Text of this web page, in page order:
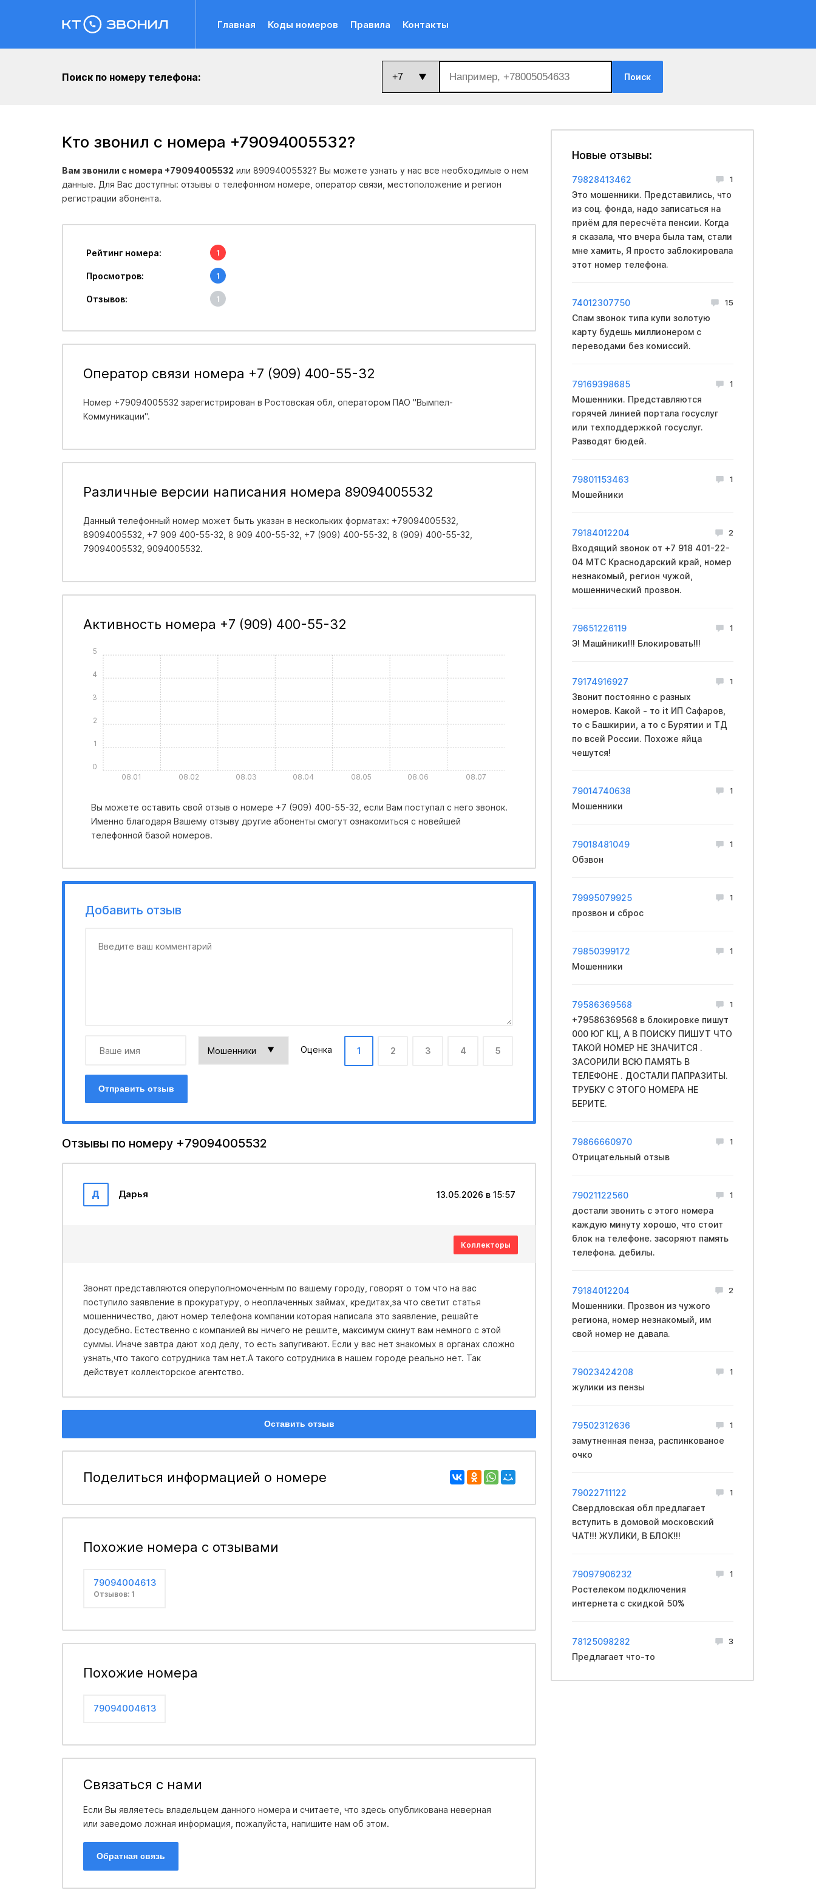
Главная Коды номеров Правила Контакты
Поиск по номеру телефона: Поиск
Кто звонил с номера +79094005532?
Вам звонили с номера +79094005532 или 89094005532? Вы можете узнать у нас все необходимые о нем
данные. Для Вас доступны: отзывы о телефонном номере, оператор связи, местоположение и регион
регистрации абонента.
Рейтинг номера: 1
Просмотров: 1
Отзывов: 1
Оператор связи номера +7 (909) 400-55-32
Номер +79094005532 зарегистрирован в Ростовская обл , оператором ПАО "Вымпел-
Коммуникации".
Различные версии написания номера 89094005532
Данный телефонный номер может быть указан в нескольких форматах: +79094005532,
89094005532, +7 909 400-55-32, 8 909 400-55-32, +7 (909) 400-55-32, 8 (909) 400-55-32,
79094005532, 9094005532.
Активность номера +7 (909) 400-55-32
08.01 08.02 08.03 08.04 08.05 08.06 08.07
0
1
2
3
4
5
Вы можете оставить свой отзыв о номере +7 (909) 400-55-32, если Вам поступал с него звонок.
Именно благодаря Вашему отзыву другие абоненты смогут ознакомиться с новейшей
телефонной базой номеров.
Добавить отзыв
Оценка 1 2 3 4 5
Отправить отзыв
Отзывы по номеру +79094005532
Д Дарья 13.05.2026 в 15:57
Коллекторы
Звонят представляются оперуполномоченным по вашему городу, говорят о том что на вас
поступило заявление в прокуратуру, о неоплаченных займах, кредитах,за что светит статья
мошенничество, дают номер телефона компании которая написала это заявление, решайте
досудебно. Естественно с компанией вы ничего не решите, максимум скинут вам немного с этой
суммы. Иначе завтра дают ход делу, то есть запугивают. Если у вас нет знакомых в органах сложно
узнать,что такого сотрудника там нет.А такого сотрудника в нашем городе реально нет. Так
действует коллекторское агентство.
Оставить отзыв
Поделиться информацией о номере
Похожие номера с отзывами
79094004613
Отзывов: 1
Похожие номера
79094004613
Связаться с нами
Если Вы являетесь владельцем данного номера и считаете, что здесь опубликована неверная
или заведомо ложная информация, пожалуйста, напишите нам об этом.
Обратная связь
Новые отзывы:
79828413462 1
Это мошенники. Представились, что
из соц. фонда, надо записаться на
приём для пересчёта пенсии. Когда
я сказала, что вчера была там, стали
мне хамить, Я просто заблокировала
этот номер телефона.
74012307750 15
Спам звонок типа купи золотую
карту будешь миллионером с
переводами без комиссий.
79169398685 1
Мошенники. Представляются
горячей линией портала госуслуг
или техподдержкой госуслуг.
Разводят бюдей.
79801153463 1
Мошейники
79184012204 2
Входящий звонок от +7 918 401-22-
04 МТС Краснодарский край, номер
незнакомый, регион чужой,
мошеннический прозвон.
79651226119 1
Э! Машйники!!! Блокировать!!!
79174916927 1
Звонит постоянно с разных
номеров. Какой - то it ИП Сафаров,
то с Башкирии, а то с Бурятии и ТД
по всей России. Похоже яйца
чешутся!
79014740638 1
Мошенники
79018481049 1
Обзвон
79995079925 1
прозвон и сброс
79850399172 1
Мошенники
79586369568 1
+79586369568 в блокировке пишут
000 ЮГ КЦ, А В ПОИСКУ ПИШУТ ЧТО
ТАКОЙ НОМЕР НЕ ЗНАЧИТСЯ .
ЗАСОРИЛИ ВСЮ ПАМЯТЬ В
ТЕЛЕФОНЕ . ДОСТАЛИ ПАПРАЗИТЫ.
ТРУБКУ С ЭТОГО НОМЕРА НЕ
БЕРИТЕ.
79866660970 1
Отрицательный отзыв
79021122560 1
достали звонить с этого номера
каждую минуту хорошо, что стоит
блок на телефоне. засоряют память
телефона. дебилы.
79184012204 2
Мошенники. Прозвон из чужого
региона, номер незнакомый, им
свой номер не давала.
79023424208 1
жулики из пензы
79502312636 1
замутненная пенза, распинкованое
очко
79022711122 1
Свердловская обл предлагает
вступить в домовой московский
ЧАТ!!! ЖУЛИКИ, В БЛОК!!!
79097906232 1
Ростелеком подключения
интернета с скидкой 50%
78125098282 3
Предлагает что-то